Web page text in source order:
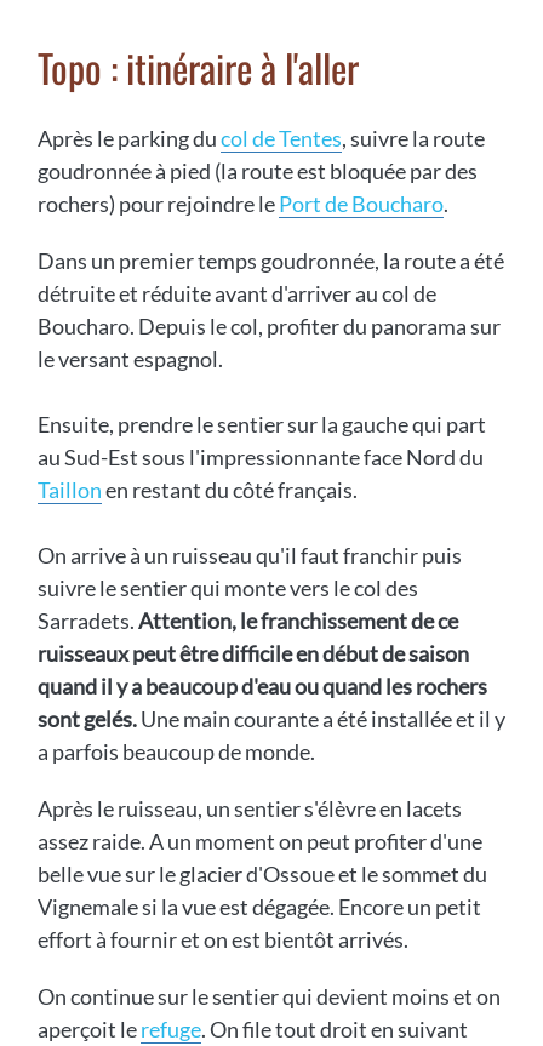
Topo : itinéraire à l'aller
Après le parking ducol de Tentes, suivre la route
goudronnée à pied (la route est bloquée par des
rochers) pour rejoindre lePort de Boucharo.
Dans un premier temps goudronnée, la route a été
détruite et réduite avant d'arriver au col de
Boucharo. Depuis le col, profiter du panorama sur
le versant espagnol.
Ensuite, prendre le sentier sur la gauche qui part
au Sud-Est sous l'impressionnante face Nord du
Taillonen restant du côté français.
On arrive à un ruisseau qu'il faut franchir puis
suivre le sentier qui monte vers le col des
Sarradets.Attention, le franchissement de ce
ruisseaux peut être difficile en début de saison
quand il y a beaucoup d'eau ou quand les rochers
sont gelés.Une main courante a été installée et il y
a parfois beaucoup de monde.
Après le ruisseau, un sentier s'élèvre en lacets
assez raide. A un moment on peut profiter d'une
belle vue sur le glacier d'Ossoue et le sommet du
Vignemale si la vue est dégagée. Encore un petit
effort à fournir et on est bientôt arrivés.
On continue sur le sentier qui devient moins et on
aperçoit lerefuge. On file tout droit en suivant